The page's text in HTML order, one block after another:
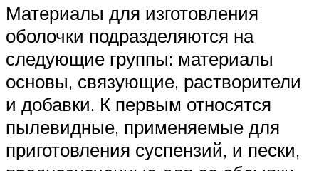
Материалы для изготовления
оболочки подразделяются на
следующие группы: материалы
основы, связующие, растворители
и добавки. К первым относятся
пылевидные, применяемые для
приготовления суспензий, и пески,